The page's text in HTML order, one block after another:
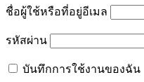
ชื่อผู้ใช้หรือที่อยู่อีเมล
รหัสผ่าน
บันทึกการใช้งานของฉัน